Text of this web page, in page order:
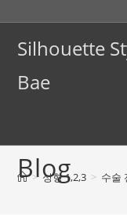
contentSilhouette
Bae
Blog
> 성형 1,2,3 > 수술